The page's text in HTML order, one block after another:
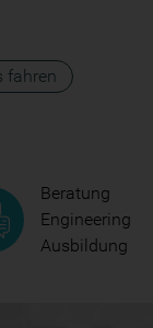
fahren
Beratung
Engineering
Ausbildung